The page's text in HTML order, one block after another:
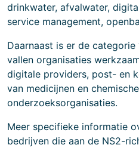
drinkwater, afvalwater,
service management,
Daarnaast is er de categorie
vallen organisaties
digitale providers, post- en
van medicijnen en
onderzoeksorganisaties.
Meer specifieke informatie
bedrijven die aan de NS2-